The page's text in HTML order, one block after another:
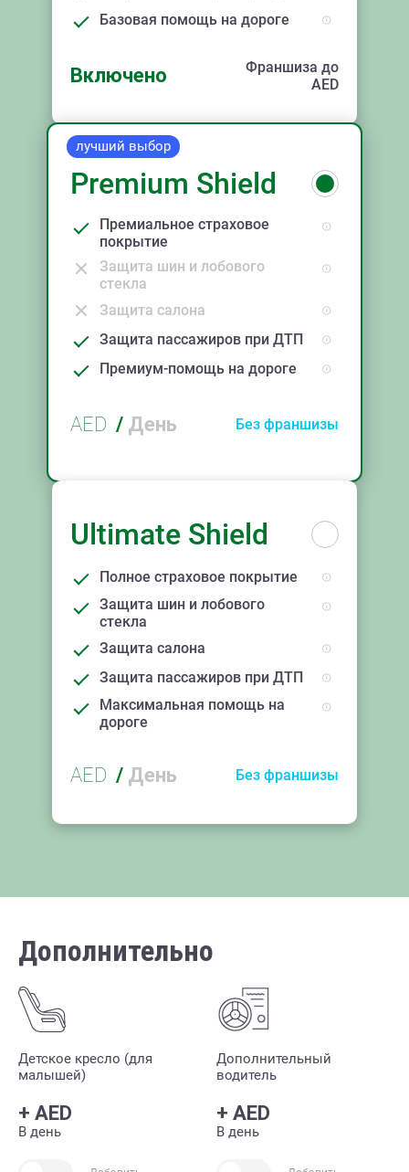
Базовая помощь на дороге
Включено
Франшиза до
AED
лучший выбор
Premium Shield
Премиальное страховое
покрытие
Защита шин и лобового
стекла
Защита салона
Защита пассажиров при ДТП
Премиум-помощь на дороге
AED / День Без франшизы
Ultimate Shield
Полное страховое покрытие
Защита шин и лобового
стекла
Защита салона
Защита пассажиров при ДТП
Максимальная помощь на
дороге
AED / День Без франшизы
Дополнительно
Детское кресло (для
малышей)
+ AED
В день
Дополнительный
водитель
+ AED
В день